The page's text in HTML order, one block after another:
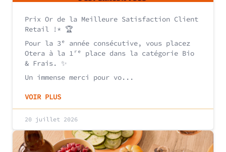
Prix Or de la Meilleure Satisfaction Client
Retail !* 🏆
Pour la 3ᵉ année consécutive, vous placez
Otera à la 1ʳᵉ place dans la catégorie Bio
& Frais. ✨
Un immense merci pour vo...
VOIR PLUS
20 juillet 2026